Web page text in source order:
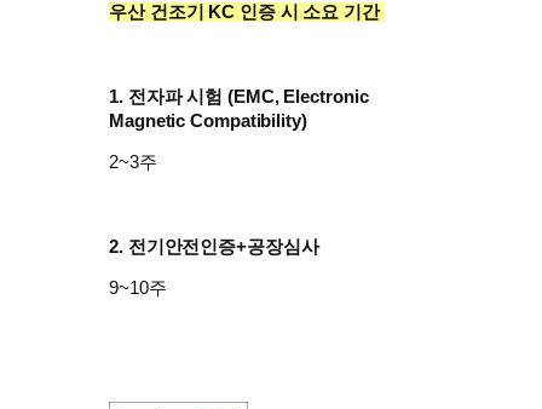
우산 건조기 KC 인증 시 소요 기간
1. 전자파 시험 (EMC, Electronic
Magnetic Compatibility)
2~3주
2. 전기안전인증+공장심사
9~10주